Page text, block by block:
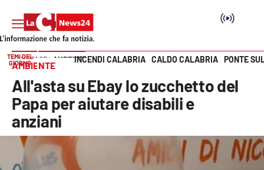
Cronaca
Politica
Vai
TEMI DEL
GIORNO
INCENDI CALABRIA CALDO CALABRIA PONTE
HOME PAGE AMBIENTE
AMBIENTE
All'asta su Ebay lo zucchetto del
Papa per aiutare disabili e
anziani